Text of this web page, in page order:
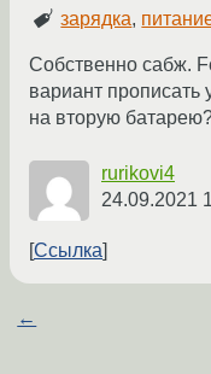
зарядка,
Собственно сабж.
вариант прописать
на вторую
rurikovi4
24.09.2021
Ссылка
←